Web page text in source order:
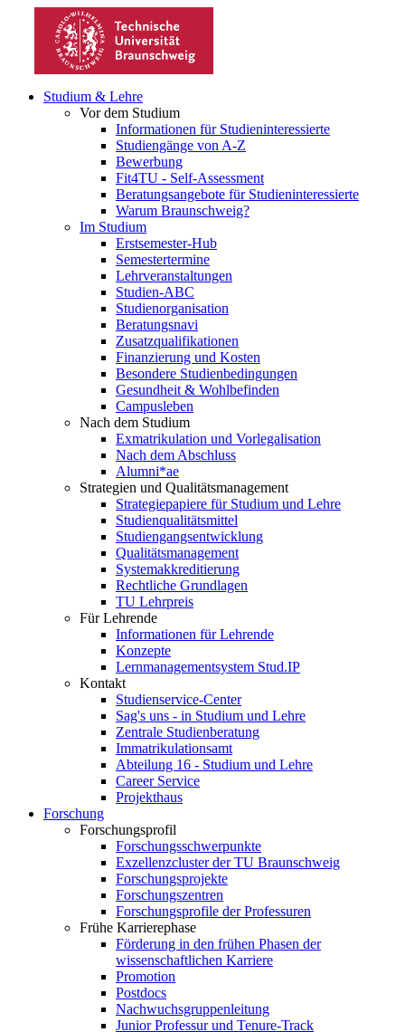
Studium & Lehre
Vor dem Studium
Informationen für Studieninteressierte
Studiengänge von A-Z
Bewerbung
Fit4TU - Self-Assessment
Beratungsangebote für Studieninteressierte
Warum Braunschweig?
Im Studium
Erstsemester-Hub
Semestertermine
Lehrveranstaltungen
Studien-ABC
Studienorganisation
Beratungsnavi
Zusatzqualifikationen
Finanzierung und Kosten
Besondere Studienbedingungen
Gesundheit & Wohlbefinden
Campusleben
Nach dem Studium
Exmatrikulation und Vorlegalisation
Nach dem Abschluss
Alumni*ae
Strategien und Qualitätsmanagement
Strategiepapiere für Studium und Lehre
Studienqualitätsmittel
Studiengangsentwicklung
Qualitätsmanagement
Systemakkreditierung
Rechtliche Grundlagen
TU Lehrpreis
Für Lehrende
Informationen für Lehrende
Konzepte
Lernmanagementsystem Stud.IP
Kontakt
Studienservice-Center
Sag's uns - in Studium und Lehre
Zentrale Studienberatung
Immatrikulationsamt
Abteilung 16 - Studium und Lehre
Career Service
Projekthaus
Forschung
Forschungsprofil
Forschungsschwerpunkte
Exzellenzcluster der TU Braunschweig
Forschungsprojekte
Forschungszentren
Forschungsprofile der Professuren
Frühe Karrierephase
Förderung in den frühen Phasen der
wissenschaftlichen Karriere
Promotion
Postdocs
Nachwuchsgruppenleitung
Junior Professur und Tenure-Track